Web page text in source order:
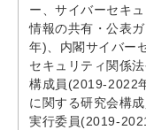
ー、サイバーセキ
情報の共有・公表
年)、内閣サイバー
セキュリティ関係
構成員(2019-2022
に関する研究会構
実行委員(2019-